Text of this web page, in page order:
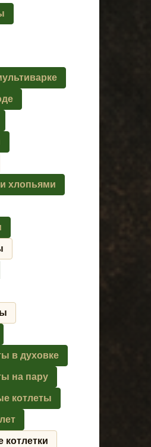
хлопьями
в духовке
на пару
котлеты